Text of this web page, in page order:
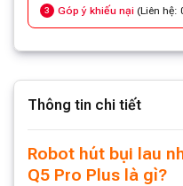
3 Góp ý khiếu nại (Liên hệ:
Thông tin chi tiết
Robot hút bụi lau
Q5 Pro Plus là gì?